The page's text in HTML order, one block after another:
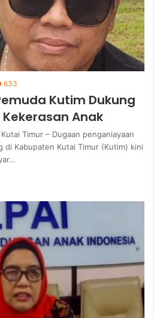
633
Kutim Dukung
Kekerasan Anak
Kutai Timur – Dugaan penganiayaan
di Kabupaten Kutai Timur (Kutim) kini